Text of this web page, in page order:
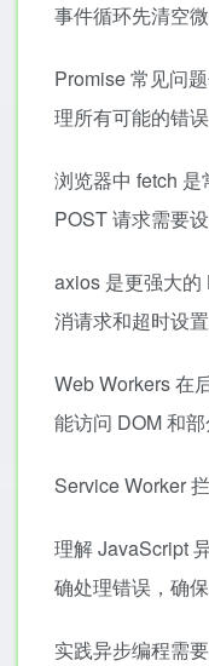
事件循环先清空
Promise 常见问
理所有可能的错
浏览器中 fetch
POST 请求需要
axios 是更强大
消请求和超时设置
Web Workers 在
能访问 DOM 和部
Service Worker
理解 JavaScript
确处理错误，确保
实践异步编程需